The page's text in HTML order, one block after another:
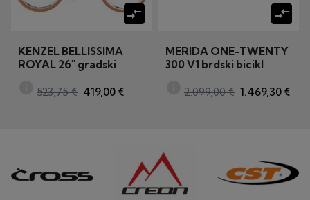
compare_arrows
KENZEL BELLISSIMA
ROYAL 26" gradski
523,75 € 419,00 €
compare_arrows
MERIDA ONE-TWENTY
300 V1 brdski bicikl
2.099,00 € 1.469,30 €